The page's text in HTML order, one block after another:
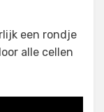
een rondje
alle cellen